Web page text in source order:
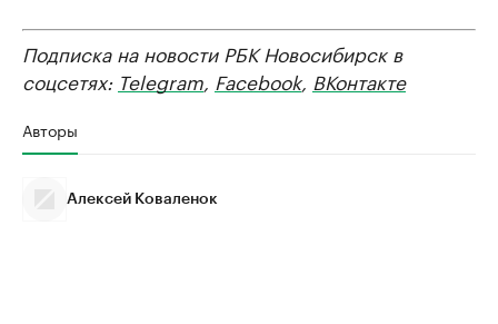
Подписка на новости РБК Новосибирск в
соцсетях: Telegram Facebook, ВКонтакте
Авторы
Алексей Коваленок